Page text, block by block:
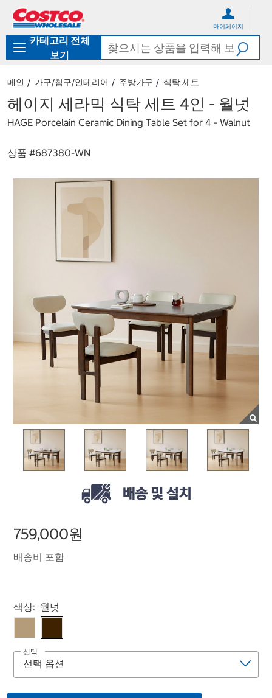
로
기
가
마이페이지
카테고리 전체
보기
메인 가구/침구/인테리어 주방가구 식탁 세트
헤이지 세라믹 식탁 세트 4인 - 월넛
HAGE Porcelain Ceramic Dining Table Set for 4 - Walnut
상품 #687380-WN
759,000원
배송비 포함
Select product
색상: 월넛
선택